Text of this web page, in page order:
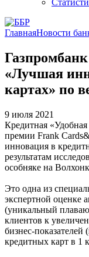
ГлавнаяНовости
«Лучшая
картах» по
9 июля 2021
Кредитная «Удобная
премии Frank
инновация в
результатам
особняке на
Это одна из
экспертной оценке
(уникальный
клиентов к
бизнес-
кредитных карт в 1